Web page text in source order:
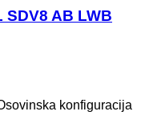
AB LWB
konfiguracija